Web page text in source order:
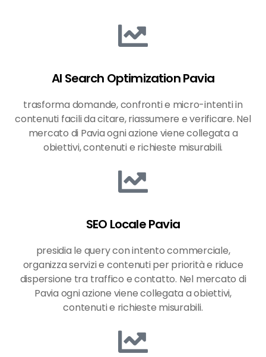
AI Search Optimization Pavia
trasforma domande, confronti e micro-intenti in
contenuti facili da citare, riassumere e verificare. Nel
mercato di Pavia ogni azione viene collegata a
obiettivi, contenuti e richieste misurabili.
SEO Locale Pavia
presidia le query con intento commerciale,
organizza servizi e contenuti per priorità e riduce
dispersione tra traffico e contatto. Nel mercato di
Pavia ogni azione viene collegata a obiettivi,
contenuti e richieste misurabili.